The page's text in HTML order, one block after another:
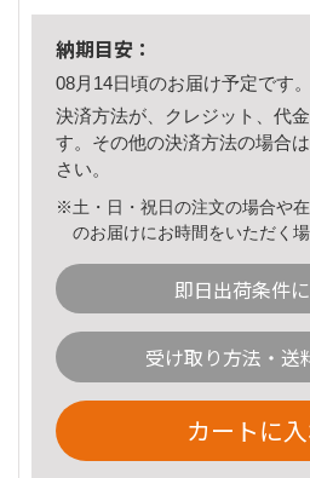
納期目安：
08月14日頃のお届け予定です。
決済方法が、クレジット、代
す。その他の決済方法の場合は
さい。
※土・日・祝日の注文の場合や
のお届けにお時間をいただく
即日出荷条件
受け取り方法・送
カートに